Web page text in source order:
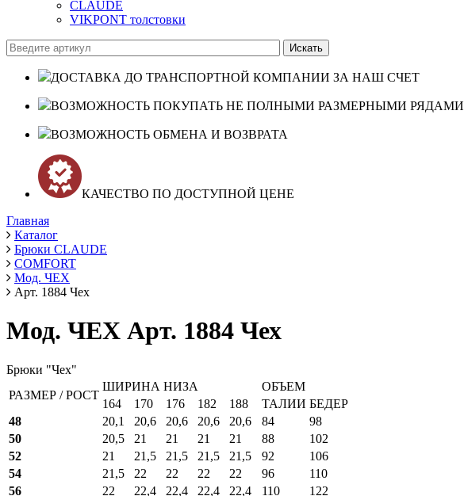
CLAUDE
VIKPONT толстовки
ДОСТАВКА ДО ТРАНСПОРТНОЙ КОМПАНИИ ЗА НАШ СЧЕТ
ВОЗМОЖНОСТЬ ПОКУПАТЬ НЕ ПОЛНЫМИ РАЗМЕРНЫМИ РЯДАМИ
ВОЗМОЖНОСТЬ ОБМЕНА И ВОЗВРАТА
КАЧЕСТВО ПО ДОСТУПНОЙ ЦЕНЕ
Главная
Каталог
Брюки CLAUDE
COMFORT
Мод. ЧЕХ
Арт. 1884 Чех
Мод. ЧЕХ Арт. 1884 Чех
Брюки "Чех"
РАЗМЕР / РОСТ
ШИРИНА НИЗА
ОБЪЕМ
164
170 176 182 188 ТАЛИИ БЕДЕР
48
20,1 20,6 20,6 20,6 20,6 84
98
50
20,5 21 21 21 21 88
102
52
21 21,5 21,5 21,5 21,5 92
106
54
21,5 22 22 22 22 96
110
56
22 22,4 22,4 22,4 22,4 110
122